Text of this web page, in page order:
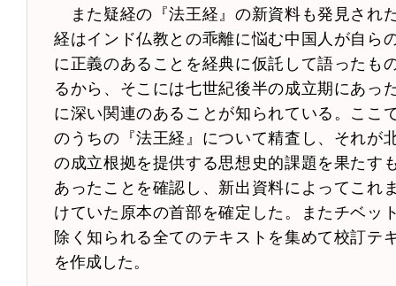
また疑経の『法王経』の新資料も発見され
経はインド仏教との乖離に悩む中国人が自ら
に正義のあることを経典に仮託して語ったも
るから、そこには七世紀後半の成立期にあっ
に深い関連のあることが知られている。ここ
のうちの『法王経』について精査し、それが
の成立根拠を提供する思想史的課題を果たす
あったことを確認し、新出資料によってこれ
けていた原本の首部を確定した。またチベッ
除く知られる全てのテキストを集めて校訂テ
を作成した。